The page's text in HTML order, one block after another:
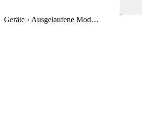
Geräte › Ausgelaufene Mod…